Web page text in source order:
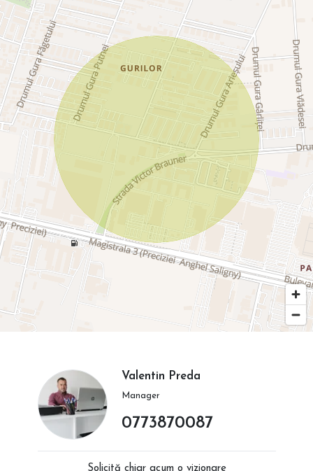
Valentin Preda
Manager
0773870087
Solicită chiar acum o vizionare